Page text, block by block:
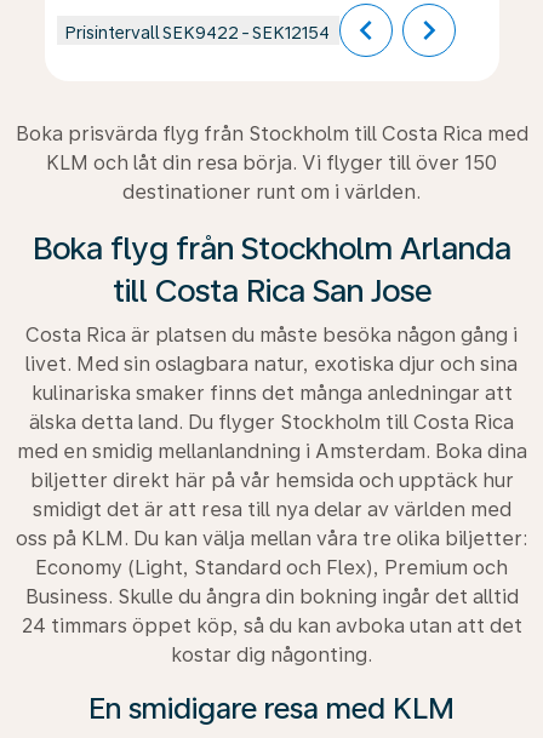
PrisintervallSEK9422 -SEK12154 chevron_left chevron_right
Boka prisvärda flyg från Stockholm till Costa Rica med
KLM och låt din resa börja. Vi flyger till över 150
destinationer runt om i världen.
Boka flyg från Stockholm Arlanda
till Costa Rica San Jose
Costa Rica är platsen du måste besöka någon gång i
livet. Med sin oslagbara natur, exotiska djur och sina
kulinariska smaker finns det många anledningar att
älska detta land. Du flyger Stockholm till Costa Rica
med en smidig mellanlandning i Amsterdam. Boka dina
biljetter direkt här på vår hemsida och upptäck hur
smidigt det är att resa till nya delar av världen med
oss på KLM. Du kan välja mellan våra tre olika biljetter:
Economy (Light, Standard och Flex), Premium och
Business. Skulle du ångra din bokning ingår det alltid
24 timmars öppet köp, så du kan avboka utan att det
kostar dig någonting.
En smidigare resa med KLM